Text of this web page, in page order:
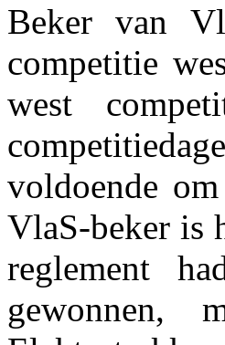
Beker van
competitie
west
voldoende
VlaS-beker is
reglement
gewonnen,